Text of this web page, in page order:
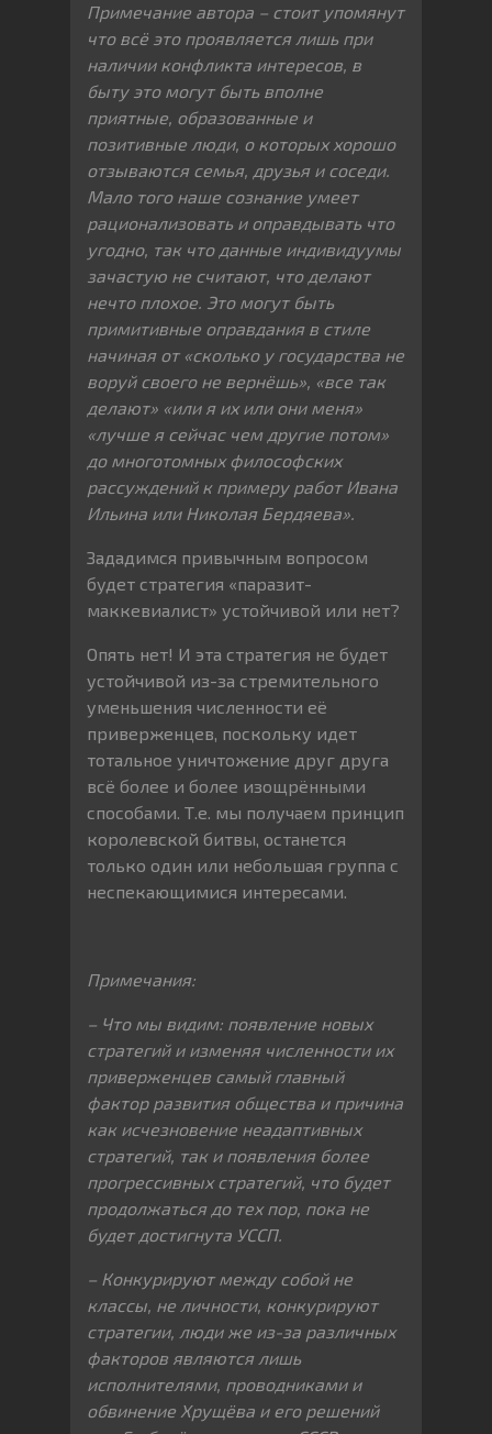
Примечание автора – стоит упомянут
что всё это проявляется лишь при
наличии конфликта интересов, в
быту это могут быть вполне
приятные, образованные и
позитивные люди, о которых хорошо
отзываются семья, друзья и соседи.
Мало того наше сознание умеет
рационализовать и оправдывать что
угодно, так что данные индивидуумы
зачастую не считают, что делают
нечто плохое. Это могут быть
примитивные оправдания в стиле
начиная от «сколько у государства не
воруй своего не вернёшь», «все так
делают» «или я их или они меня»
«лучше я сейчас чем другие потом»
до многотомных философских
рассуждений к примеру работ Ивана
Ильина или Николая Бердяева».
Зададимся привычным вопросом
будет стратегия «паразит-
маккевиалист» устойчивой или нет?
Опять нет! И эта стратегия не будет
устойчивой из-за стремительного
уменьшения численности её
приверженцев, поскольку идет
тотальное уничтожение друг друга
всё более и более изощрёнными
способами. Т.е. мы получаем принцип
королевской битвы, останется
только один или небольшая группа с
неспекающимися интересами.
Примечания:
– Что мы видим: появление новых
стратегий и изменяя численности их
приверженцев самый главный
фактор развития общества и причина
как исчезновение неадаптивных
стратегий, так и появления более
прогрессивных стратегий, что будет
продолжаться до тех пор, пока не
будет достигнута УССП.
– Конкурируют между собой не
классы, не личности, конкурируют
стратегии, люди же из-за различных
факторов являются лишь
исполнителями, проводниками и
обвинение Хрущёва и его решений